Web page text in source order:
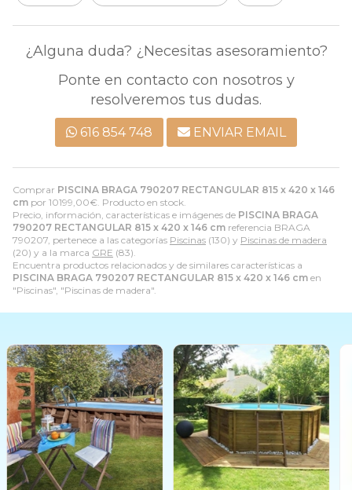
Comprar PISCINA BRAGA 790207 RECTANGULAR 815 x 420 x 146
cm por 10199,00€ . Producto en stock.
Precio, información, características e imágenes de PISCINA BRAGA
790207 RECTANGULAR 815 x 420 x 146 cm referencia BRAGA
790207, pertenece a las categorías Piscinas (130) y Piscinas de madera
(20) y a la marca GRE (83).
Encuentra productos relacionados y de similares características a
PISCINA BRAGA 790207 RECTANGULAR 815 x 420 x 146 cm en
"Piscinas", "Piscinas de madera".
¿Alguna duda? ¿Necesitas asesoramiento?
Ponte en contacto con nosotros y
resolveremos tus dudas.
616 854 748 ENVIAR EMAIL